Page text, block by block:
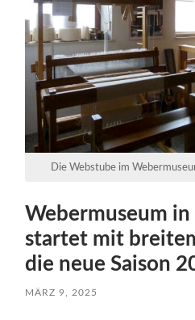
Die Webstube im
Webermuseum
startet mit
die neue Saison
MÄRZ 9, 2025